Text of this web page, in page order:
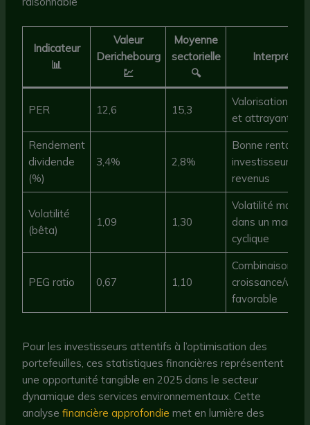
Indicateur
📊
Valeur
Derichebourg
💹
Moyenne
sectorielle
🔍
PER 12,6 15,3
Valorisation
et attrayante
Rendement
dividende
(%)
3,4% 2,8%
Bonne
investisseurs à
revenus
Volatilité
(bêta)
1,09 1,30
Volatilité
dans un marché
cyclique
PEG ratio 0,67 1,10
Combinaison
croissance/
favorable
Pour les investisseurs attentifs à l’optimisation des
portefeuilles, ces statistiques financières représentent
une opportunité tangible en 2025 dans le secteur
dynamique des services environnementaux. Cette
analysefinancière approfondie met en lumière des